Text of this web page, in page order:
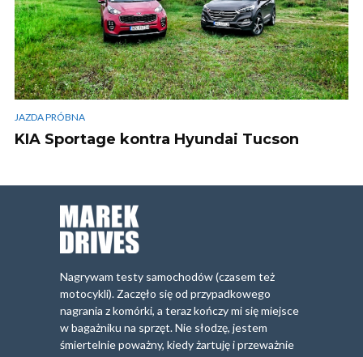
JAZDA PRÓBNA
KIA Sportage kontra Hyundai Tucson
Nagrywam testy samochodów (czasem też
motocykli). Zaczęło się od przypadkowego
nagrania z komórki, a teraz kończy mi się miejsce
w bagażniku na sprzęt. Nie słodzę, jestem
śmiertelnie poważny, kiedy żartuję i przeważnie